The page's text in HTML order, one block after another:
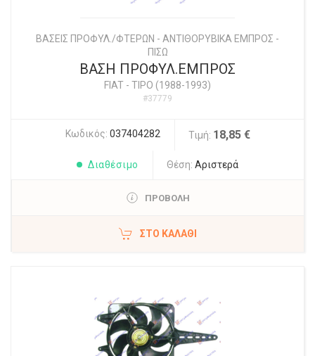
ΒΑΣΕΙΣ ΠΡΟΦΥΛ./ΦΤΕΡΩΝ - ΑΝΤΙΘΟΡΥΒΙΚΑ ΕΜΠΡΟΣ -
ΠΙΣΩ
ΒΑΣΗ ΠΡΟΦΥΛ.ΕΜΠΡΟΣ
FIAT - TIPO (1988-1993)
#37779
Κωδικός: 037404282 Τιμή: 18,85 €
Διαθέσιμο Θέση: Αριστερά
ΠΡΟΒΟΛΗ
ΣΤΟ ΚΑΛΆΘΙ